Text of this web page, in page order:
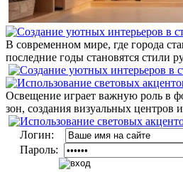
В современном мире, где города
последние годы становятся стили
Освещение играет важную роль в
зон, создания визуальных центров
Логин:
Пароль: